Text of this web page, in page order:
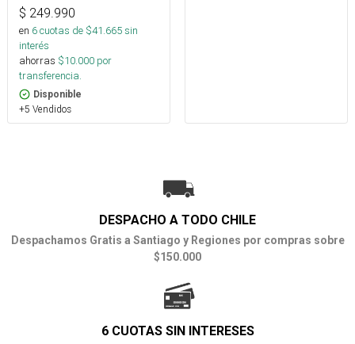
$ 249.990
en 6cuotas de $41.665sin
interés
ahorras $10.000 por
transferencia.
Disponible
+5 Vendidos
DESPACHO A TODO CHILE
Despachamos Gratis a Santiago y Regiones por compras sobre
$150.000
6 CUOTAS SIN INTERESES